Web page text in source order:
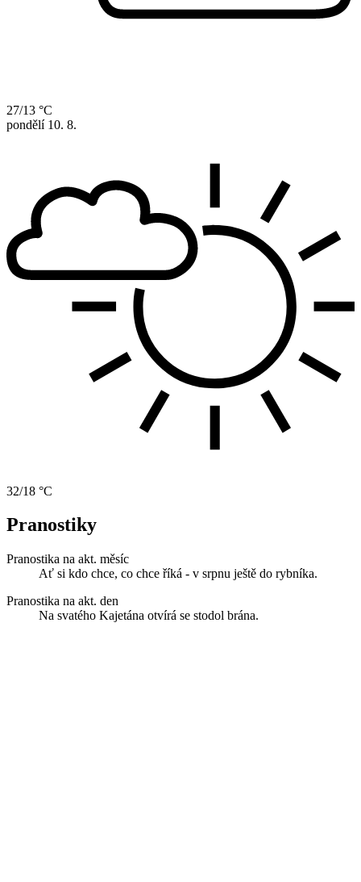
27/13 °C
pondělí 10. 8.
32/18 °C
Pranostiky
Pranostika na akt. měsíc
Ať si kdo chce, co chce říká - v srpnu ještě do rybníka.
Pranostika na akt. den
Na svatého Kajetána otvírá se stodol brána.